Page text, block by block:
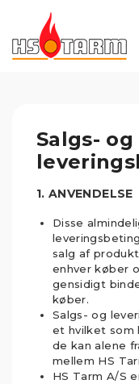
Salgs- og
1. ANVENDELSE
Disse
salg af
enhver køber
gensidigt
køber.
Salgs- og
et hvilket som
de kan alene
mellem HS
HS Tarm A/S